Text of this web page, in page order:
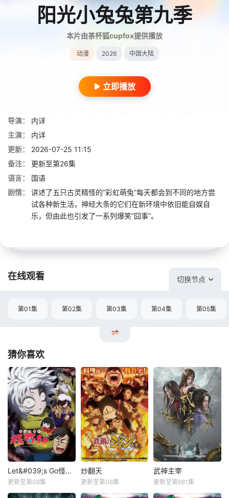
阳光小兔兔第九季
本片由茶杯狐cupfox提供播放
动漫 2026 中国大陆
立即播放
导演：
内详
主演：
内详
更新：
2026-07-25 11:15
备注：
更新至第26集
语言：
国语
剧情：
讲述了五只古灵精怪的“彩虹萌兔”每天都会到不同的地方尝
试各种新生活，神经大条的它们在新环境中依旧能自娱自
乐，但由此也引发了一系列爆笑“囧事”。
在线观看 切换节点
第01集 第02集 第03集 第04集 第05集
猜你喜欢
Let&#039;s Go怪奇组
更新至第06集
炒翻天
更新至第06集
武神主宰
更新至第681集